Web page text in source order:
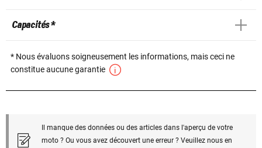
Capacités *
* Nous évaluons soigneusement les informations, mais ceci ne
constitue aucune garantie
Il manque des données ou des articles dans l'aperçu de votre
moto ? Ou vous avez découvert une erreur ? Veuillez nous en